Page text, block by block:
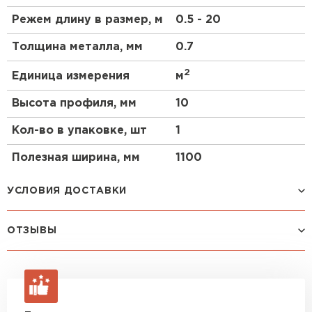
PVDF.
зернохранилища;
фермы;
ангары для хранения техники и самолетов;
временные и постоянные производственные
торговые и выставочные павильоны;
остановочные павильоны;
навесы;
промышленные сооружения.
Режем длину в размер, м 0.5 - 20
Толщина металла, мм 0.7
Единица измерения м2
Высота профиля, мм 10
Кол-во в упаковке, шт 1
Полезная ширина, мм 1100
УСЛОВИЯ ДОСТАВКИ
макс. длина груза 4 м
Машина до 2,5 тн до 32 м3
ОТЗЫВЫ
Еще нет отзывов